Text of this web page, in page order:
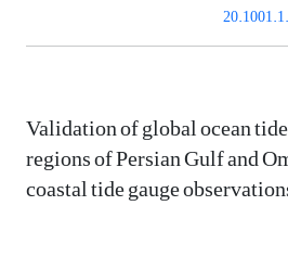
Validation of global ocean
regions of Persian Gulf and
coastal tide gauge